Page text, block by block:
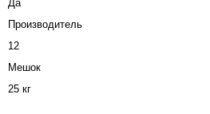
Да
Производитель
12
Мешок
25 кг